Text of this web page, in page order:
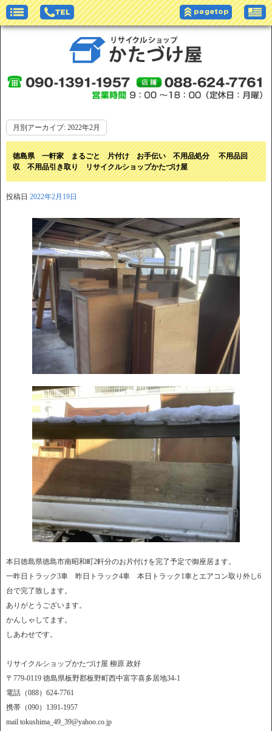
月別アーカイブ: 2022年2月
徳島県 一軒家 まるごと 片付け お手伝い 不用品処分 不用品回
収 不用品引き取り リサイクルショップかたづけ屋
投稿日 2022年2月19日
本日徳島県徳島市南昭和町2軒分のお片付けを完了予定で御座居ます。
一昨日トラック3車 昨日トラック4車 本日トラック1車とエアコン取り外し6
台で完了致します。
ありがとうございます。
かんしゃしてます。
しあわせです。
リサイクルショップかたづけ屋 柳原 政好
〒779-0119 徳島県板野郡板野町西中富字喜多居地34-1
電話（088）624-7761
携帯（090）1391-1957
mail tokushima_49_39@yahoo.co.jp